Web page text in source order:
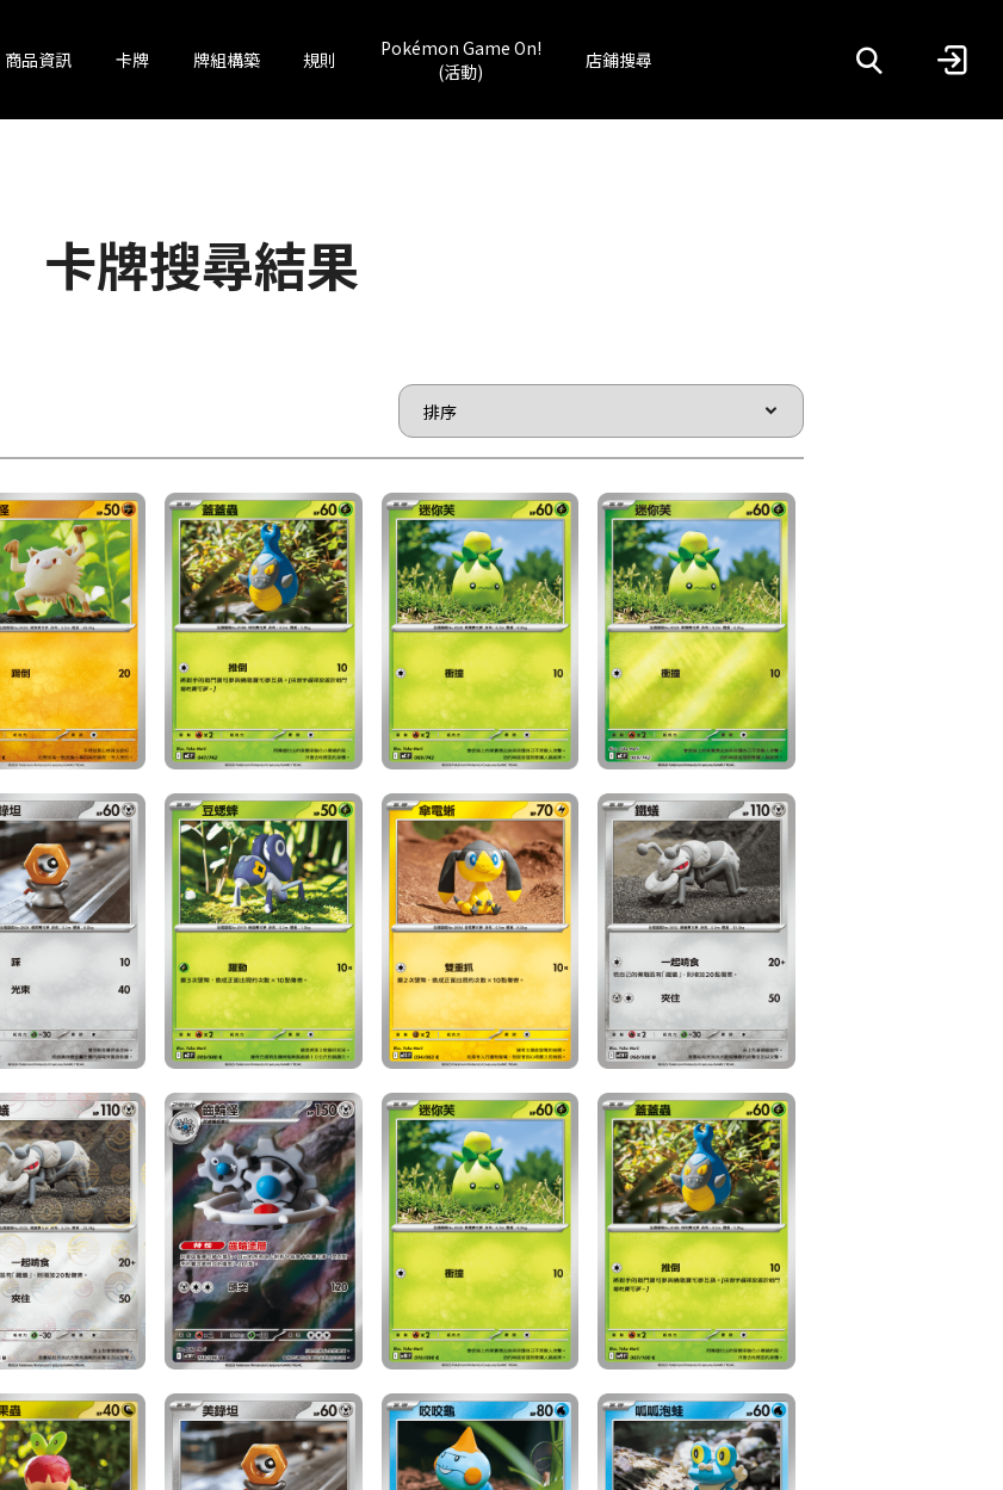
商品資訊 卡牌 牌組構築 規則
Pokémon Game On!
(活動)
店鋪搜尋
卡牌搜尋結果